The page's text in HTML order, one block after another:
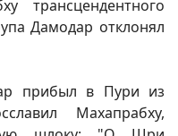
трансцендентного
Дамодар отклонял
прибыл в Пури из
Махапрабху,